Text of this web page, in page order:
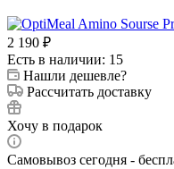
2 190 ₽
Есть в наличии: 15
Нашли дешевле?
Рассчитать доставку
Хочу в подарок
Самовывоз сегодня -